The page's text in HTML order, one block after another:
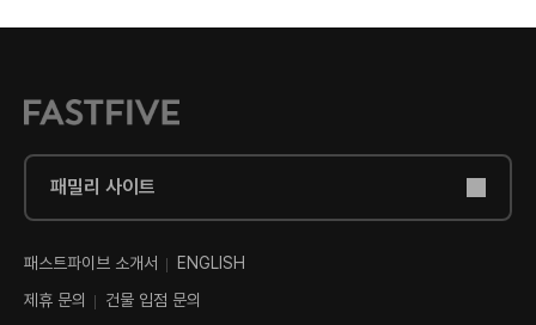
패스트파이브 소개서
ENGLISH
제휴 문의
건물 입점 문의
패밀리 사이트